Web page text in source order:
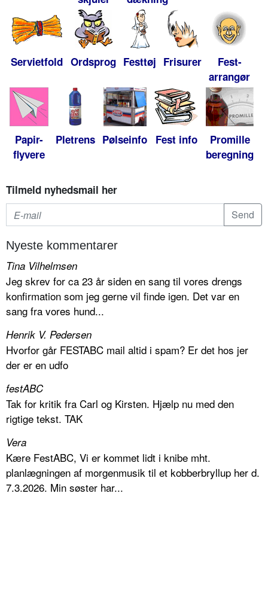
Servietfold Ordsprog Festtøj Frisurer
Fest-
arrangør
Papir-
flyvere
Pletrens Pølseinfo Fest info
Promille
beregning
Tilmeld nyhedsmail her
Nyeste kommentarer
Tina Vilhelmsen
Jeg skrev for ca 23 år siden en sang til vores drengs
konfirmation som jeg gerne vil finde igen. Det var en
sang fra vores hund...
Henrik V. Pedersen
Hvorfor går FESTABC mail altid i spam? Er det hos jer
der er en udfo
festABC
Tak for kritik fra Carl og Kirsten. Hjælp nu med den
rigtige tekst. TAK
Vera
Kære FestABC, Vi er kommet lidt i knibe mht.
planlægningen af morgenmusik til et kobberbryllup her d.
7.3.2026. Min søster har...